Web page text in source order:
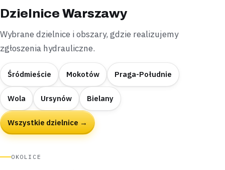
Dzielnice Warszawy
Wybrane dzielnice i obszary, gdzie realizujemy
zgłoszenia hydrauliczne.
Śródmieście Mokotów Praga-Południe
Wola Ursynów Bielany
Wszystkie dzielnice →
OKOLICE